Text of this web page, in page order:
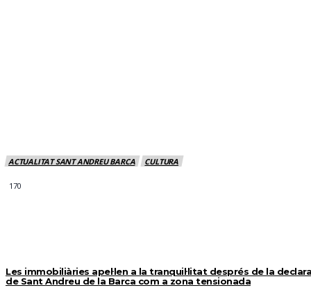
ACTUALITAT SANT ANDREU BARCA CULTURA
170
Les immobiliàries apel·len a la tranquil·litat després de la
de Sant Andreu de la Barca com a zona tensionada